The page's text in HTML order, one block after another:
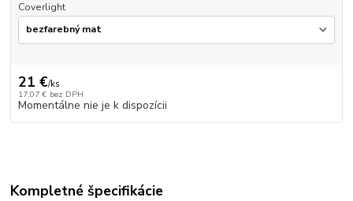
Coverlight
21 €/ks
17,07 € bez DPH
Momentálne nie je k dispozícii
Kompletné špecifikácie